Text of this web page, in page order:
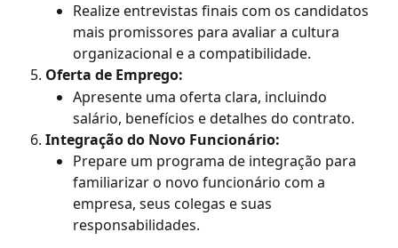
Realize entrevistas finais com os candidatos
mais promissores para avaliar a cultura
organizacional e a compatibilidade.
Oferta de Emprego:
Apresente uma oferta clara, incluindo
salário, benefícios e detalhes do contrato.
Integração do Novo Funcionário:
Prepare um programa de integração para
familiarizar o novo funcionário com a
empresa, seus colegas e suas
responsabilidades.